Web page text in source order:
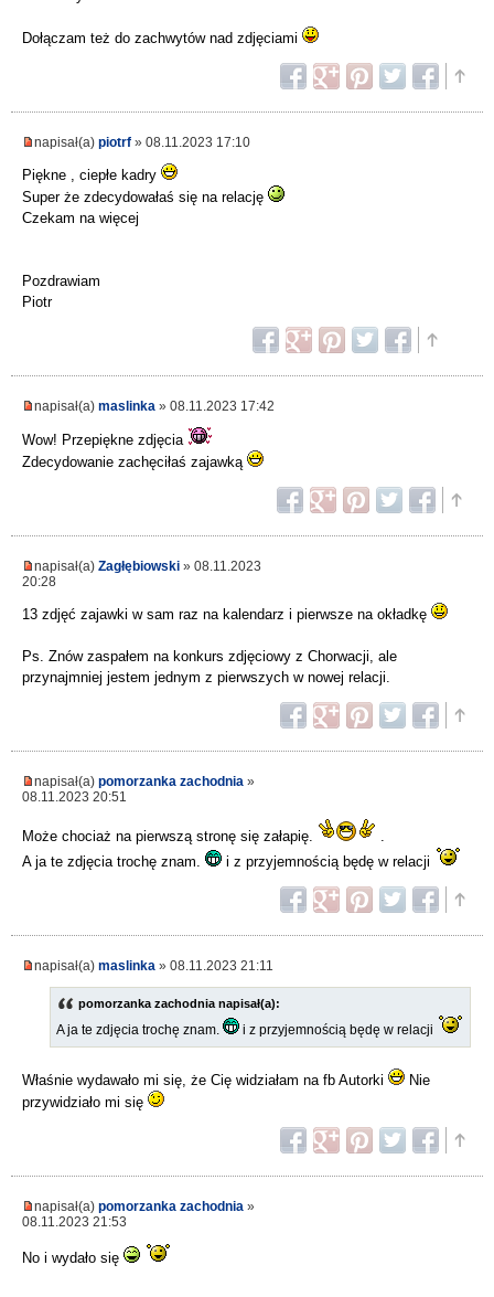
Dołączam też do zachwytów nad zdjęciami
napisał(a) piotrf » 08.11.2023 17:10
Piękne , ciepłe kadry
Super że zdecydowałaś się na relację
Czekam na więcej
Pozdrawiam
Piotr
napisał(a) maslinka » 08.11.2023 17:42
Wow! Przepiękne zdjęcia
Zdecydowanie zachęciłaś zajawką
napisał(a) Zagłębiowski » 08.11.2023
20:28
13 zdjęć zajawki w sam raz na kalendarz i pierwsze na okładkę
Ps. Znów zaspałem na konkurs zdjęciowy z Chorwacji, ale
przynajmniej jestem jednym z pierwszych w nowej relacji.
napisał(a) pomorzanka zachodnia »
08.11.2023 20:51
Może chociaż na pierwszą stronę się załapię.
.
A ja te zdjęcia trochę znam.
i z przyjemnością będę w relacji
napisał(a) maslinka » 08.11.2023 21:11
pomorzanka zachodnia napisał(a):
A ja te zdjęcia trochę znam. i z przyjemnością będę w relacji
Właśnie wydawało mi się, że Cię widziałam na fb Autorki
Nie
przywidziało mi się
napisał(a) pomorzanka zachodnia »
08.11.2023 21:53
No i wydało się